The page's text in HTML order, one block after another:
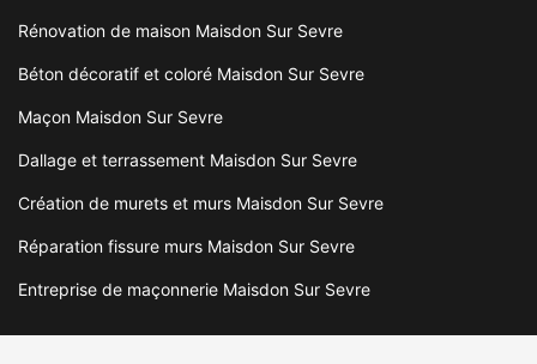
Rénovation de maison Maisdon Sur Sevre
Béton décoratif et coloré Maisdon Sur Sevre
Maçon Maisdon Sur Sevre
Dallage et terrassement Maisdon Sur Sevre
Création de murets et murs Maisdon Sur Sevre
Réparation fissure murs Maisdon Sur Sevre
Entreprise de maçonnerie Maisdon Sur Sevre